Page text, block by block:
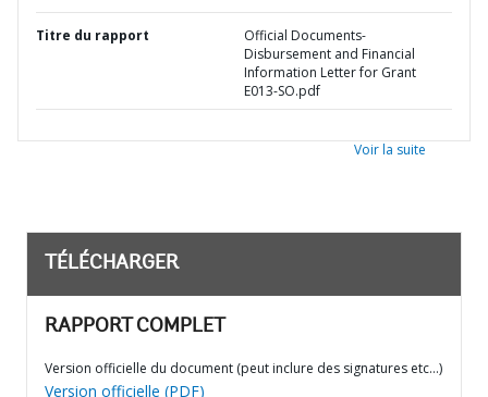
Titre du rapport
Official Documents-
Disbursement and Financial
Information Letter for Grant
E013-SO.pdf
Voir la suite
TÉLÉCHARGER
RAPPORT COMPLET
Version officielle du document (peut inclure des signatures etc…)
Version officielle (PDF)